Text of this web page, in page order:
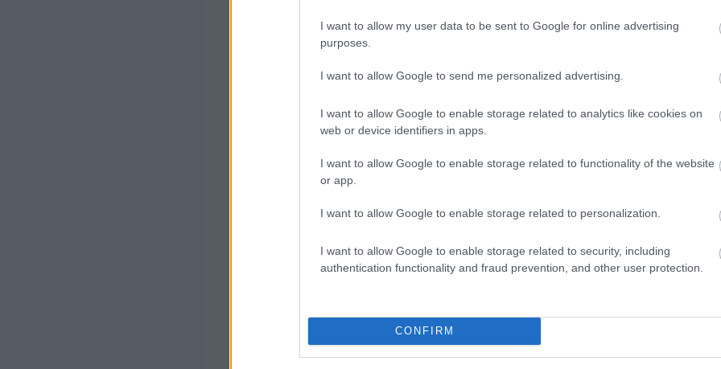
I want to allow my user data to be sent to Google for online advertising
purposes.
I want to allow Google to send me personalized advertising.
I want to allow Google to enable storage related to analytics like cookies on
web or device identifiers in apps.
I want to allow Google to enable storage related to functionality of the website
or app.
I want to allow Google to enable storage related to personalization.
I want to allow Google to enable storage related to security, including
authentication functionality and fraud prevention, and other user protection.
CONFIRM
stefani
(1)
halle
(1)
ikon
ivanka
belle (